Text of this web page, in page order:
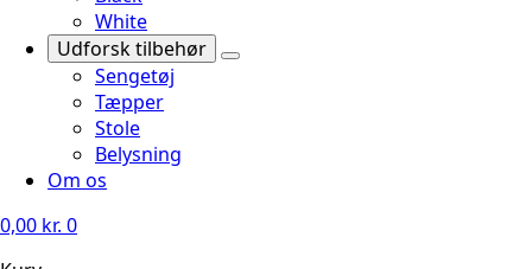
White
Udforsk tilbehør
Sengetøj
Tæpper
Stole
Belysning
Om os
0,00 kr. 0